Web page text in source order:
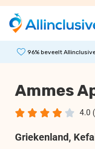
96% beveelt
Ammes
4.0
    
Griekenland,